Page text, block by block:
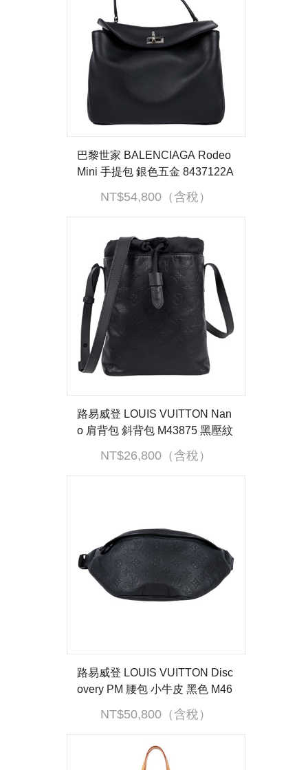
巴黎世家 BALENCIAGA Rodeo
Mini 手提包 銀色五金 8437122A
A4U 黑銀RODEO MINI 吊牌
NT$54,800（含稅）
路易威登 LOUIS VUITTON Nan
o 肩背包 斜背包 M43875 黑壓紋
SHADOW NANO 斜背包 防塵袋
NT$26,800（含稅）
路易威登 LOUIS VUITTON Disc
overy PM 腰包 小牛皮 黑色 M46
036 晶片款 黑原花壓紋DISCOV
ERY腰包 防塵袋
NT$50,800（含稅）